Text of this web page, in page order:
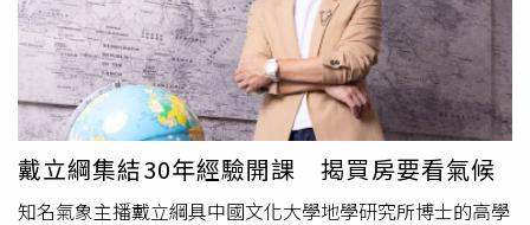
告失敗 關鍵原因曝光 法院在審理這起案件時，親自翻閱
甲男當時的聯絡簿，發現孩子確實有頻繁遲到、沒交作業和
沒訂正考卷的紀錄。法官認為「守時、寫作業」是學生應盡
的本分與基本品格，學生沒做到，老師採取罰抄等管教措
施，屬於教師法賦予的正常輔導管教範圍，並無不法。加上
表單上有學生自己的簽名，家長也拿不出證據證明孩子有因
為這張表受到額外的處罰。至於老師講「你的計謀成功了」
雖然聽起來不妥、酸溜溜的，但還算不上法律上的「恐
是高中生的李世龍結婚，卓在勳也問到，現任丈夫是否是她
同時交往的10名男友之一。洪瑛琦否認，那時候的男友名單
中並沒有現任丈夫；隨後還幽默爆料，笑稱「我老公現在開
的是賓士，那輛車是我送給他的」。現年33歲的洪瑛琦在
2009年因錄製綜藝節目《臉讚時代》爆紅，成為南韓元祖
級網紅，當年透過節目認識丈夫李世龍，交往不久就奉子成
婚，婚後育有2子，大兒子已經就讀國中。近年洪瑛琦成為
服飾電商品牌老闆，專注於個人事業經營。 在 Instagram
戴立綱集結30年經驗開課 揭買房要看氣候
知名氣象主播戴立綱具中國文化大學地學研究所博士的高學